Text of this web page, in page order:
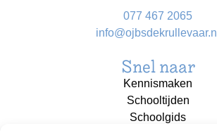
077 467 2065
info@ojbsdekrullevaar.nl
Snel naar
Kennismaken
Schooltijden
Schoolgids